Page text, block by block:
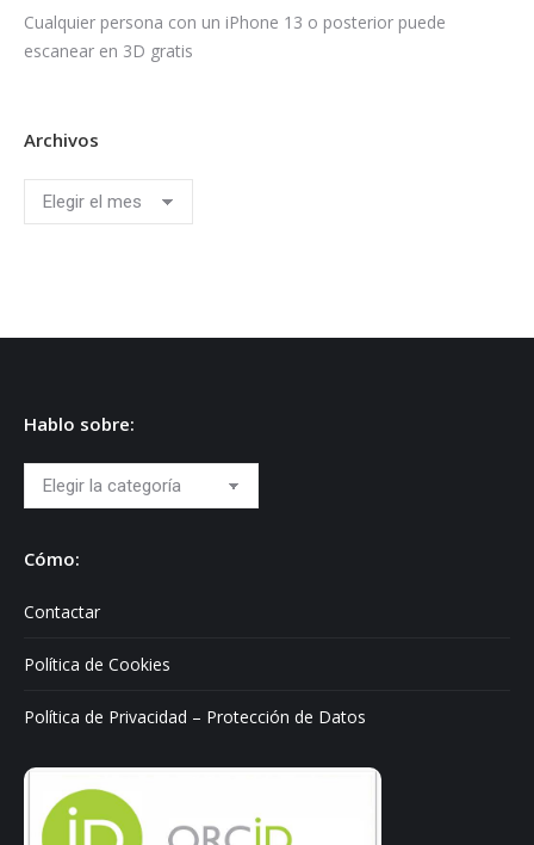
Cualquier persona con un iPhone 13 o posterior puede
escanear en 3D gratis
Archivos
Archivos
Hablo sobre:
Hablo
sobre:
Cómo:
Contactar
Política de Cookies
Política de Privacidad – Protección de Datos